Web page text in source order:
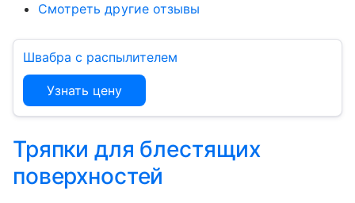
Смотреть другие отзывы
Швабра с распылителем
Узнать цену
Тряпки для блестящих
поверхностей